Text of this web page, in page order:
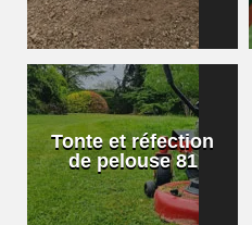
Tonte et réfection
de pelouse 81